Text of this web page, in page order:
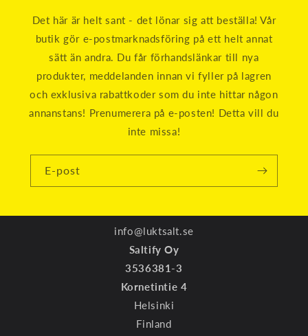
Det här är helt sant - det lönar sig att beställa! Vår
butik gör e-postmarknadsföring på ett helt annat
sätt än andra. Du får förhandslänkar till nya
produkter, meddelanden innan vi fyller på lagren
och exklusiva rabattkoder som du inte hittar någon
annanstans! Prenumerera på e-posten! Detta vill du
inte missa!
E-post
info@luktsalt.se
Saltify Oy
3536381-3
Kornetintie 4
Helsinki
Finland